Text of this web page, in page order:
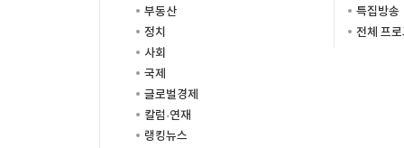
부동산
정치
사회
국제
글로벌경제
칼럼·연재
랭킹뉴스
특집방송
전체 프